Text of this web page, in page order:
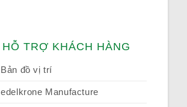
HỖ TRỢ KHÁCH HÀNG
Bản đồ vị trí
edelkrone Manufacture